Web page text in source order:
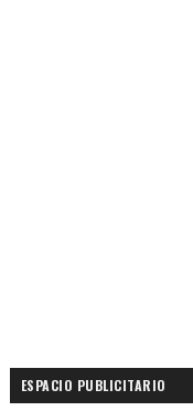
ESPACIO PUBLICITARIO